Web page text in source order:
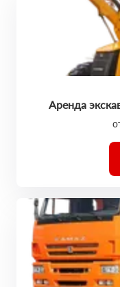
Аренда